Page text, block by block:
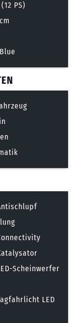
PS)
Scheinwerfer
LED